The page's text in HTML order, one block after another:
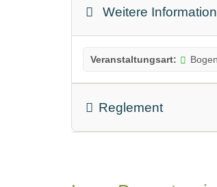
Weitere
Veranstaltungsart:
Reglement